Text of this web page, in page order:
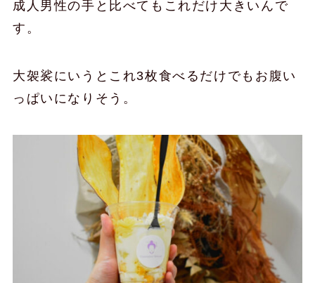
成人男性の手と比べてもこれだけ大きいんで
す。
大袈裟にいうとこれ3枚食べるだけでもお腹い
っぱいになりそう。